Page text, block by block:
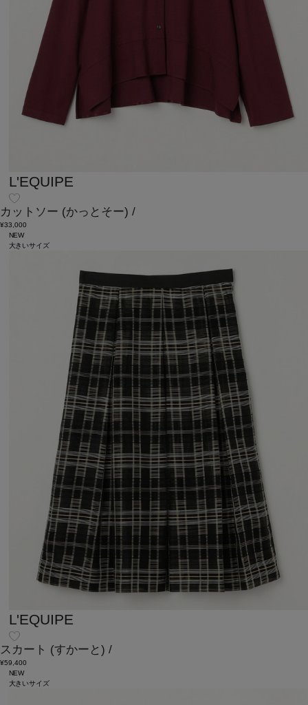
L'EQUIPE
カットソー (かっとそー) /
¥33,000
NEW
大きいサイズ
L'EQUIPE
スカート (すかーと) /
¥59,400
NEW
大きいサイズ